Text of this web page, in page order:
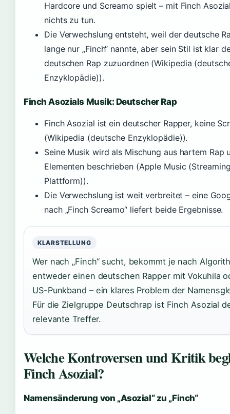
Hardcore und Screamo spielt – mit Finch
nichts zu tun.
Die Verwechslung entsteht, weil der deutsche
lange nur „Finch“ nannte, aber sein Stil ist klar
deutschen Rap zuzuordnen (Wikipedia
Enzyklopädie)).
Finch Asozials Musik: Deutscher Rap
Finch Asozial ist ein deutscher Rapper, keine
(Wikipedia (deutsche Enzyklopädie)).
Seine Musik wird als Mischung aus hartem Rap
Elementen beschrieben (Apple Music
Plattform)).
Die Verwechslung ist weit verbreitet – eine
nach „Finch Screamo“ liefert beide Ergebnisse.
KLARSTELLUNG
Wer nach „Finch“ sucht, bekommt je nach
entweder einen deutschen Rapper mit Vokuhila
US-Punkband – ein klares Problem der
Für die Zielgruppe Deutschrap ist Finch Asozial
relevante Treffer.
Welche Kontroversen und Kritik
Finch Asozial?
Namensänderung von „Asozial“ zu „Finch“